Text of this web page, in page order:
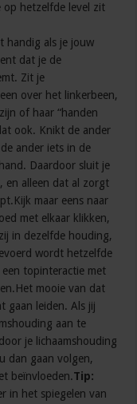
op hetzelfde level zit
handig als je jouw
dat je de
Zit je
over het linkerbeen,
of haar “handen
ook. Knikt de ander
ander iets in de
Daardoor sluit je
en alleen dat al zorgt
maar eens naar
met elkaar klikken,
in dezelfde houding,
wordt hetzelfde
topinteractie met
mooie van dat
gaan leiden. Als jij
aan te
je lichaamshouding
dan gaan volgen,
beïnvloeden.Tip:
in het spiegelen van